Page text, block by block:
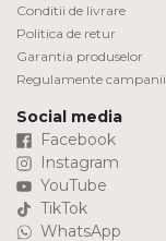
Conditii de livrare
Politica de retur
Garantia produselor
Regulamente campanii
Social media
Facebook
Instagram
YouTube
TikTok
WhatsApp